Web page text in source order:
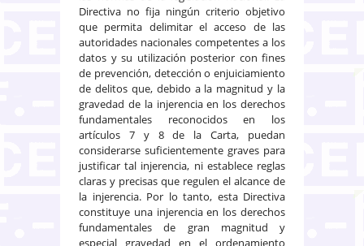
Directiva no fija ningún criterio objetivo
que permita delimitar el acceso de las
autoridades nacionales competentes a los
datos y su utilización posterior con fines
de prevención, detección o enjuiciamiento
de delitos que, debido a la magnitud y la
gravedad de la injerencia en los derechos
fundamentales reconocidos en los
artículos 7 y 8 de la Carta, puedan
considerarse suficientemente graves para
justificar tal injerencia, ni establece reglas
claras y precisas que regulen el alcance de
la injerencia. Por lo tanto, esta Directiva
constituye una injerencia en los derechos
fundamentales de gran magnitud y
especial gravedad en el ordenamiento